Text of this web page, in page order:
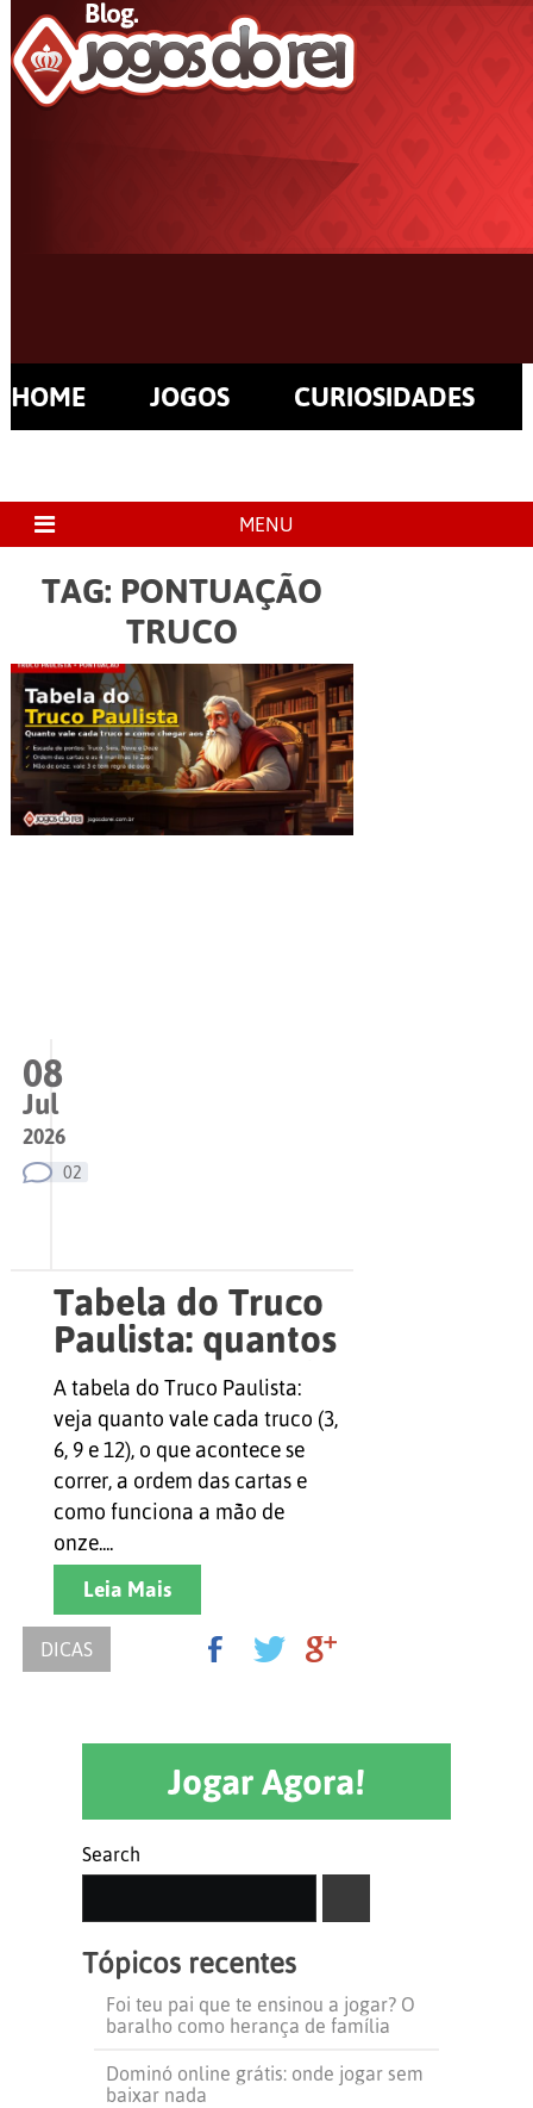
HOME JOGOS CURIOSIDADES
MENU
TAG: PONTUAÇÃO
TRUCO
08
Jul
2026
02
Tabela do Truco
Paulista: quantos
pontos vale cada
truco e como
chegar aos 12
A tabela do Truco Paulista:
veja quanto vale cada truco (3,
6, 9 e 12), o que acontece se
correr, a ordem das cartas e
como funciona a mão de
onze....
Leia Mais
DICAS
Jogar Agora!
Search
Tópicos recentes
Foi teu pai que te ensinou a jogar? O
baralho como herança de família
Dominó online grátis: onde jogar sem
baixar nada